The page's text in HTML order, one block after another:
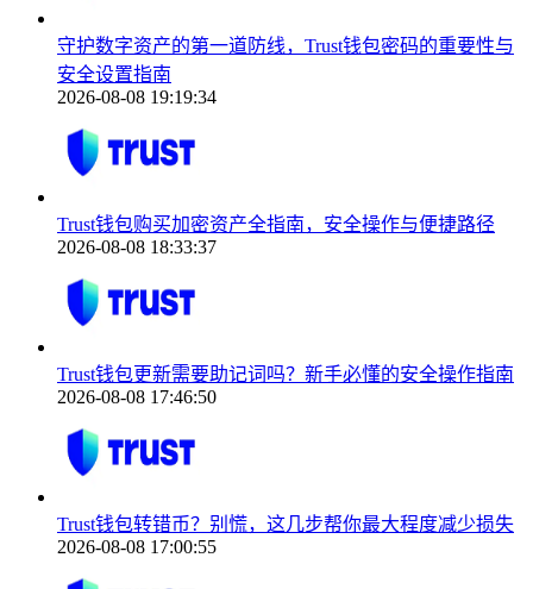
守护数字资产的第一道防线，Trust钱包密码的重要性与
安全设置指南
2026-08-08 19:19:34
Trust钱包购买加密资产全指南，安全操作与便捷路径
2026-08-08 18:33:37
Trust钱包更新需要助记词吗？新手必懂的安全操作指南
2026-08-08 17:46:50
Trust钱包转错币？别慌，这几步帮你最大程度减少损失
2026-08-08 17:00:55